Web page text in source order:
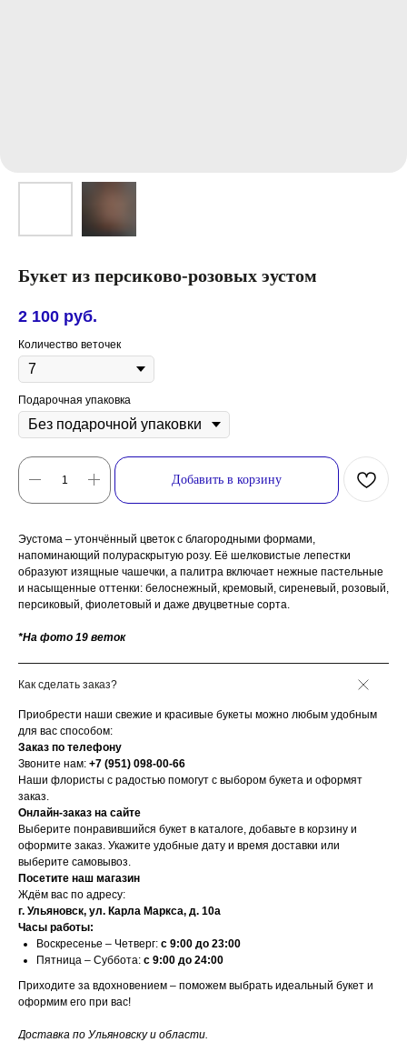
Букет из персиково-розовых эустом
2 100 руб.
Количество веточек
Подарочная упаковка
Добавить в корзину
Эустома – утончённый цветок с благородными формами,
напоминающий полураскрытую розу. Её шелковистые лепестки
образуют изящные чашечки, а палитра включает нежные пастельные
и насыщенные оттенки: белоснежный, кремовый, сиреневый, розовый,
персиковый, фиолетовый и даже двуцветные сорта.
*На фото 19 веток
Как сделать заказ?
Приобрести наши свежие и красивые букеты можно любым удобным
для вас способом:
Заказ по телефону
Звоните нам: +7 (951) 098-00-66
Наши флористы с радостью помогут с выбором букета и оформят
заказ.
Онлайн-заказ на сайте
Выберите понравившийся букет в каталоге, добавьте в корзину и
оформите заказ. Укажите удобные дату и время доставки или
выберите самовывоз.
Посетите наш магазин
Ждём вас по адресу:
г. Ульяновск, ул. Карла Маркса, д. 10а
Часы работы:
Воскресенье – Четверг: с 9:00 до 23:00
Пятница – Суббота: с 9:00 до 24:00
Приходите за вдохновением – поможем выбрать идеальный букет и
оформим его при вас!
Доставка по Ульяновску и области.